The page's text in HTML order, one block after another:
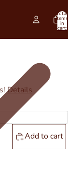
Total
items
in
cart:
Details
Add to cart